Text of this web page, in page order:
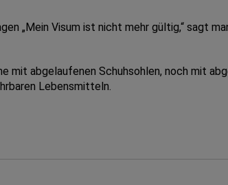
„Mein Visum ist nicht mehr gültig,“ sagt
mit abgelaufenen Schuhsohlen, noch mit
Lebensmitteln.